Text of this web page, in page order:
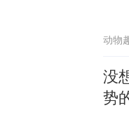
动物
没
势